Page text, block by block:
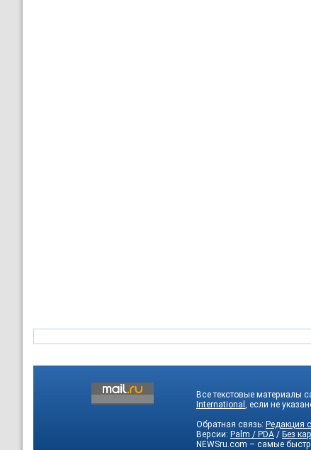
Все текстовые материалы
International , если не
Обратная связь: Редакция
Версии: Palm / PDA / Без
NEWSru.com – самые